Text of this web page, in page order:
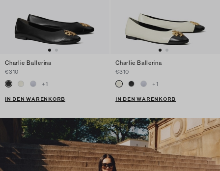
Charlie Ballerina
€310
+1
IN DEN WARENKORB
Charlie Ballerina
€310
+1
IN DEN WARENKORB